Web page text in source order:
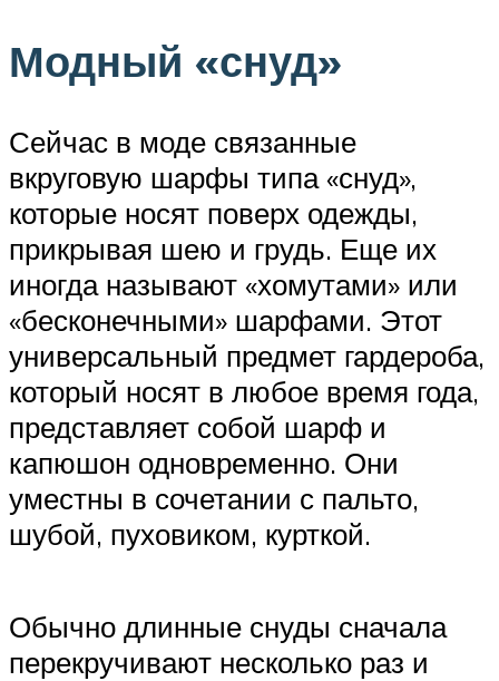
Модный «снуд»
Сейчас в моде связанные
вкруговую шарфы типа «снуд»,
которые носят поверх одежды,
прикрывая шею и грудь. Еще их
иногда называют «хомутами» или
«бесконечными» шарфами. Этот
универсальный предмет гардероба,
который носят в любое время года,
представляет собой шарф и
капюшон одновременно. Они
уместны в сочетании с пальто,
шубой, пуховиком, курткой.
Обычно длинные снуды сначала
перекручивают несколько раз и